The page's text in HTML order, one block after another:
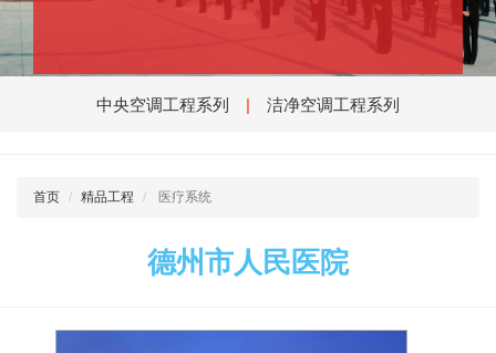
中央空调工程系列 | 洁净空调工程系列
首页 精品工程 医疗系统
德州市人民医院